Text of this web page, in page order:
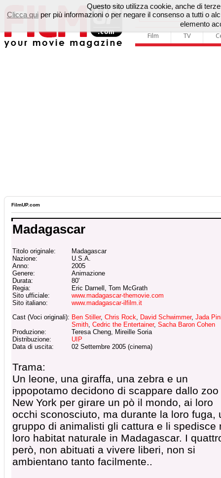
Film TV
FilmUP.com
Madagascar
Titolo originale:
Madagascar
Nazione:
U.S.A.
Anno:
2005
Genere:
Animazione
Durata:
80'
Regia:
Eric Darnell, Tom McGrath
Sito ufficiale:
www.madagascar-themovie.com
Sito italiano:
www.madagascar-ilfilm.it
Cast (Voci originali): Ben Stiller, Chris Rock, David Schwimmer, Jada
Smith, Cedric the Entertainer, Sacha Baron Cohen
Produzione:
Teresa Cheng, Mireille Soria
Distribuzione:
UIP
Data di uscita:
02 Settembre 2005 (cinema)
Trama:
Un leone, una giraffa, una zebra e un
ippopotamo decidono di scappare dallo zoo
New York per girare un pò il mondo, ai loro
occhi sconosciuto, ma durante la loro fuga,
gruppo di animalisti gli cattura e li spedisce
loro habitat naturale in Madagascar. I
però, non abituati a vivere liberi, non si
ambientano tanto facilmente..
Questo sito utilizza cookie, anche di
Clicca qui per più informazioni o per negare il consenso a tutti o
elemento